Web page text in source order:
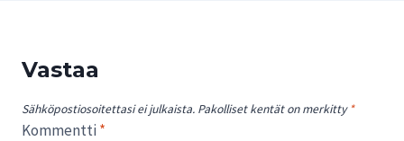
Vastaa
Sähköpostiosoitettasi ei julkaista. Pakolliset kentät on merkitty *
Kommentti *